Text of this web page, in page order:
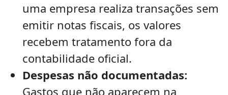
uma empresa realiza transações sem
emitir notas fiscais, os valores
recebem tratamento fora da
contabilidade oficial.
Despesas não documentadas:
Gastos que não aparecem na